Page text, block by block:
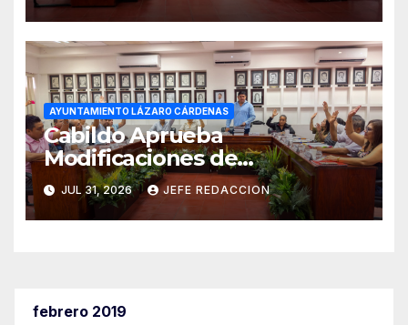
AYUNTAMIENTO LÁZARO CÁRDENAS
Cabildo Aprueba
Modificaciones de
Presupuesto en CAPALAC
JUL 31, 2026 JEFE REDACCION
febrero 2019